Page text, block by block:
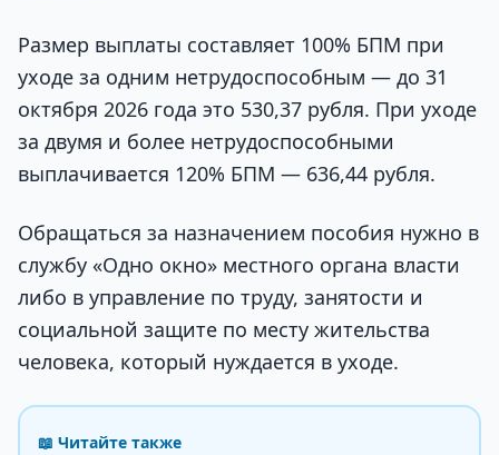
Размер выплаты составляет 100% БПМ при
уходе за одним нетрудоспособным — до 31
октября 2026 года это 530,37 рубля. При уходе
за двумя и более нетрудоспособными
выплачивается 120% БПМ — 636,44 рубля.
Обращаться за назначением пособия нужно в
службу «Одно окно» местного органа власти
либо в управление по труду, занятости и
социальной защите по месту жительства
человека, который нуждается в уходе.
📖 Читайте также